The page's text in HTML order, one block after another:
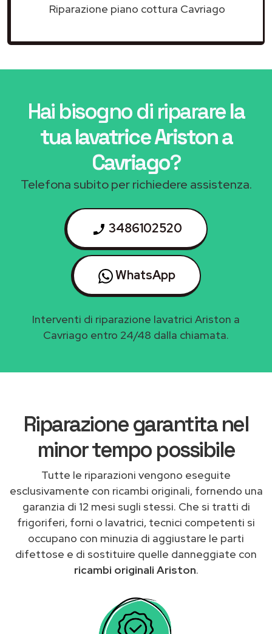
Riparazione piano cottura Cavriago
Hai bisogno di ripararela
tua lavatrice Ariston a
Cavriago?
Telefona subito per richiedere assistenza.
3486102520
WhatsApp
Interventi di riparazione lavatrici Ariston a
Cavriago entro 24/48 dalla chiamata.
Riparazione garantita nel
minor tempo possibile
Tutte le riparazioni vengono eseguite
esclusivamente con ricambi originali, fornendo una
garanzia di 12 mesi sugli stessi. Che si tratti di
frigoriferi, forni o lavatrici, tecnici competenti si
occupano con minuzia di aggiustare le parti
difettose e di sostituire quelle danneggiate con
ricambi originali Ariston.